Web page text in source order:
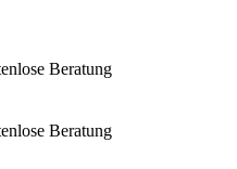
Beratung
Beratung